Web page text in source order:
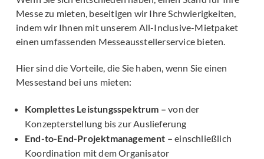
Messe zu mieten, beseitigen wir Ihre Schwierigkeiten,
indem wir Ihnen mit unserem All-Inclusive-Mietpaket
einen umfassenden Messeausstellerservice bieten.
Hier sind die Vorteile, die Sie haben, wenn Sie einen
Messestand bei uns mieten:
Komplettes Leistungsspektrum – von der
Konzepterstellung bis zur Auslieferung
End-to-End-Projektmanagement – einschließlich
Koordination mit dem Organisator